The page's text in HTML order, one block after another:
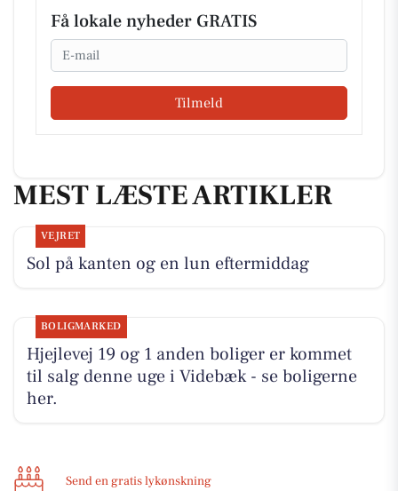
Få lokale nyheder GRATIS
Email
Tilmeld
MEST LÆSTE ARTIKLER
VEJRET
Sol på kanten og en lun eftermiddag
BOLIGMARKED
Hjejlevej 19 og 1 anden boliger er kommet
til salg denne uge i Videbæk - se boligerne
her.
Send en gratis lykønskning